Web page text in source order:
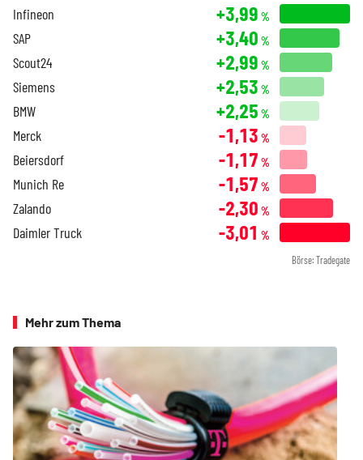
Infineon +3,99 %
SAP +3,40 %
Scout24 +2,99 %
Siemens +2,53 %
BMW +2,25 %
Merck -1,13 %
Beiersdorf -1,17 %
Munich Re -1,57 %
Zalando -2,30 %
Daimler Truck -3,01 %
Börse: Tradegate
Mehr zum Thema